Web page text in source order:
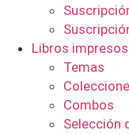
Libros impresos
Temas
Combos
Selección